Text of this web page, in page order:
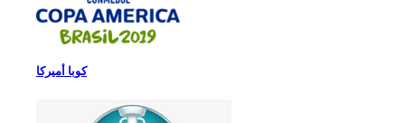
كوبا أميركا